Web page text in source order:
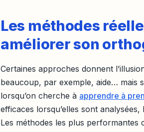
Les méthodes
améliorer son
Certaines approches donnent
beaucoup, par exemple, aide… mais
lorsqu’on cherche à apprendre à
efficaces lorsqu’elles sont
Les méthodes les plus performantes